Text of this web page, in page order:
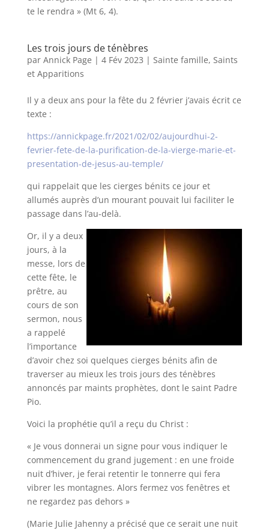
te le rendra » (Mt 6, 4).
Les trois jours de ténèbres
par Annick Page | 4 Fév 2023 | Sainte famille, Saints
et Apparitions
Il y a deux ans pour la fête du 2 février j’avais écrit ce
texte :
https://annickpage.fr/2021/02/02/aujourdhui-2-
fevrier-fete-de-la-purification-de-la-vierge-marie-et-
presentation-de-jesus-au-temple/
qui rappelait que les cierges bénits ce jour et
allumés auprès d’un mourant pouvait lui faciliter le
passage dans l’au-delà.
Or, il y a deux
jours, à la
messe, lors de
cette fête, le
prêtre, au
cours de son
sermon, nous
a rappelé
l’importance
d’avoir chez soi quelques cierges bénits afin de
traverser au mieux les trois jours des ténèbres
annoncés par maints prophètes, dont le saint Padre
Pio.
Voici la prophétie qu’il a reçu du Christ :
« Je vous donnerai un signe pour vous indiquer le
commencement du grand jugement : en une froide
nuit d’hiver, je ferai retentir le tonnerre qui fera
vibrer les montagnes. Alors fermez vos fenêtres et
ne regardez pas dehors »
(Marie Julie Jahenny a précisé que ce serait une nuit